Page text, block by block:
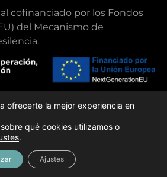
cofinanciado por los Fondos
del Mecanismo de
ofrecerte la mejor experiencia en
qué cookies utilizamos o
.
Ajustes